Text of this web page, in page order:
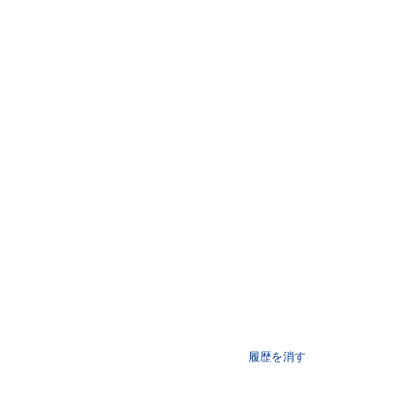
履歴を消す